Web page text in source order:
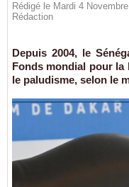
Rédigé le Mardi 4
Rédaction
Depuis 2004, le
Fonds mondial pour la
le paludisme, selon le